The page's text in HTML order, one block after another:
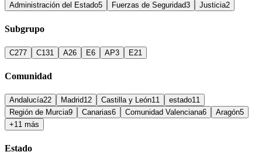
Administración del Estado5 Fuerzas de Seguridad3 Justicia2
Subgrupo
C277 C1 31 A26 E6 AP3 E21
Comunidad
Andalucía22 Madrid12 Castilla y León11 estado11
Región de Murcia9 Canarias6 Comunidad Valenciana6 Aragón5
+11 más
Estado